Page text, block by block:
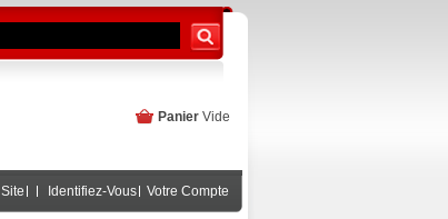
Panier Vide
Identifiez-Vous Votre Compte